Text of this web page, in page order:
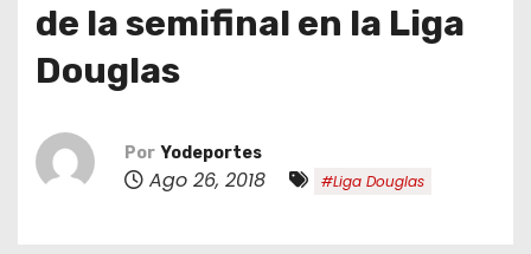
de la semifinal en la Liga
Douglas
Por Yodeportes
Ago 26, 2018 #Liga Douglas